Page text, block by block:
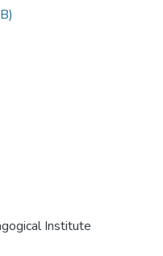
Institute